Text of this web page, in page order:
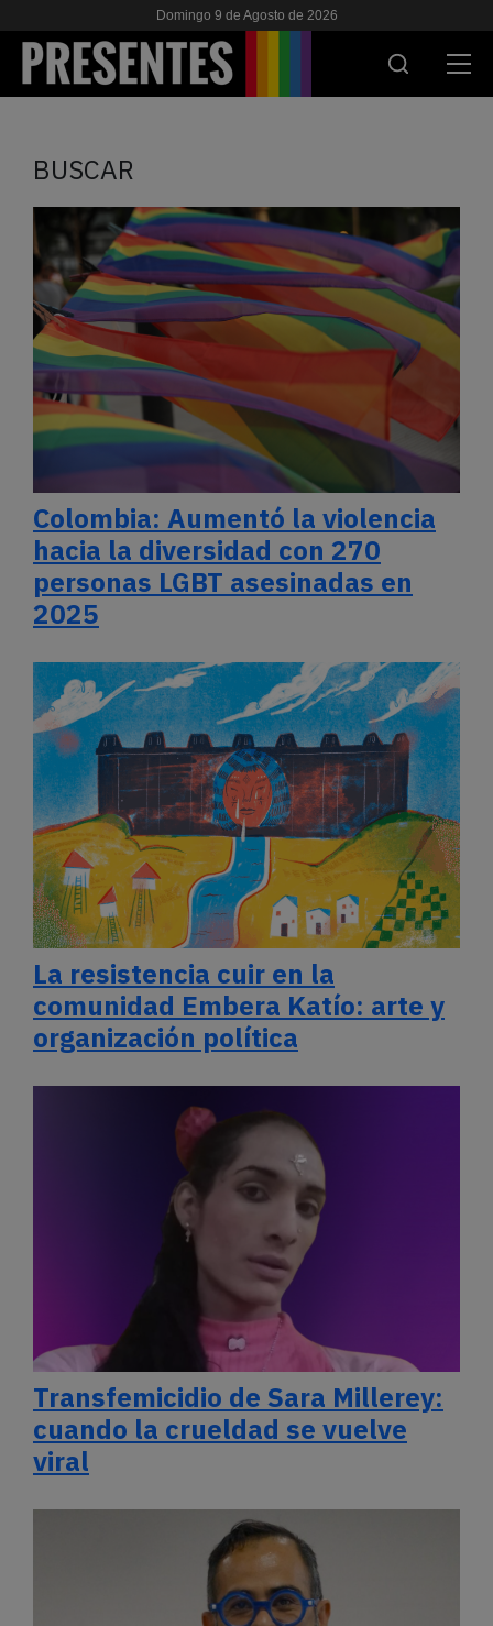
Domingo 9 de Agosto de 2026
VIH & SIDA
ESCUELA
NOSOTRES
APOYANOS
ES EN
BUSCAR
Colombia: Aumentó la violencia
hacia la diversidad con 270
personas LGBT asesinadas en
2025
La resistencia cuir en la
comunidad Embera Katío: arte y
organización política
Transfemicidio de Sara Millerey:
cuando la crueldad se vuelve
viral